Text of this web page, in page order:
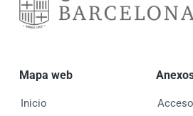
Mapa web
Inicio